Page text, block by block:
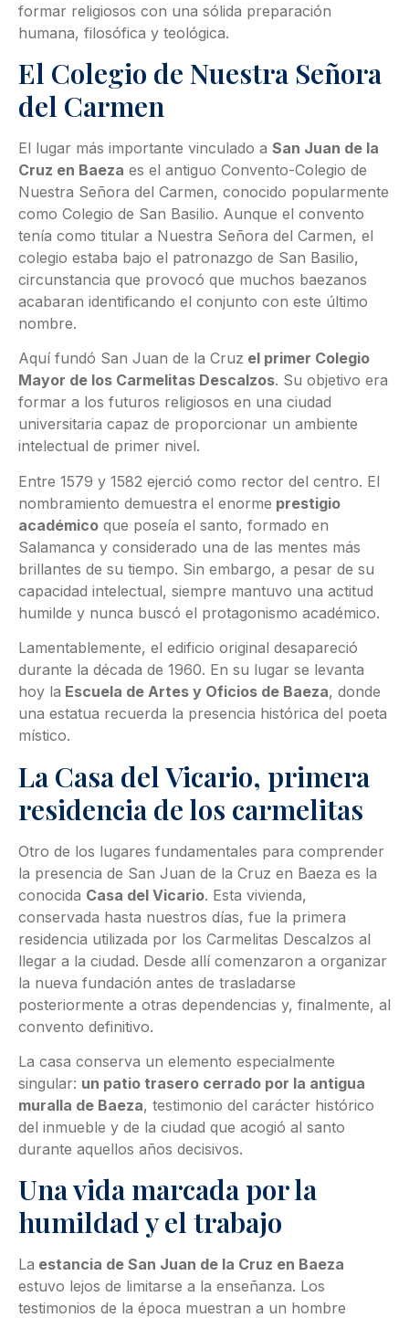
formar religiosos con una sólida preparación
humana, filosófica y teológica.
El Colegio de Nuestra Señora
del Carmen
El lugar más importante vinculado a San Juan de la
Cruz en Baeza es el antiguo Convento-Colegio de
Nuestra Señora del Carmen, conocido popularmente
como Colegio de San Basilio. Aunque el convento
tenía como titular a Nuestra Señora del Carmen, el
colegio estaba bajo el patronazgo de San Basilio,
circunstancia que provocó que muchos baezanos
acabaran identificando el conjunto con este último
nombre.
Aquí fundó San Juan de la Cruz el primer Colegio
Mayor de los Carmelitas Descalzos. Su objetivo era
formar a los futuros religiosos en una ciudad
universitaria capaz de proporcionar un ambiente
intelectual de primer nivel.
Entre 1579 y 1582 ejerció como rector del centro. El
nombramiento demuestra el enorme prestigio
académico que poseía el santo, formado en
Salamanca y considerado una de las mentes más
brillantes de su tiempo. Sin embargo, a pesar de su
capacidad intelectual, siempre mantuvo una actitud
humilde y nunca buscó el protagonismo académico.
Lamentablemente, el edificio original desapareció
durante la década de 1960. En su lugar se levanta
hoy la Escuela de Artes y Oficios de Baeza, donde
una estatua recuerda la presencia histórica del poeta
místico.
La Casa del Vicario, primera
residencia de los carmelitas
Otro de los lugares fundamentales para comprender
la presencia de San Juan de la Cruz en Baeza es la
conocida Casa del Vicario. Esta vivienda,
conservada hasta nuestros días, fue la primera
residencia utilizada por los Carmelitas Descalzos al
llegar a la ciudad. Desde allí comenzaron a organizar
la nueva fundación antes de trasladarse
posteriormente a otras dependencias y, finalmente, al
convento definitivo.
La casa conserva un elemento especialmente
singular: un patio trasero cerrado por la antigua
muralla de Baeza, testimonio del carácter histórico
del inmueble y de la ciudad que acogió al santo
durante aquellos años decisivos.
Una vida marcada por la
humildad y el trabajo
La estancia de San Juan de la Cruz en Baeza
estuvo lejos de limitarse a la enseñanza. Los
testimonios de la época muestran a un hombre